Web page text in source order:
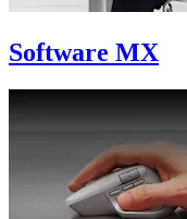
Software MX